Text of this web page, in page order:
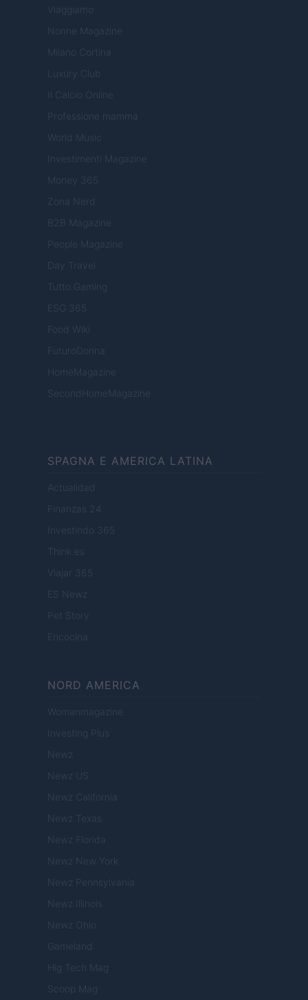
Viaggiamo
Nonne Magazine
Milano Cortina
Luxury Club
Il Calcio Online
Professione mamma
World Music
Investimenti Magazine
Money 365
Zona Nerd
B2B Magazine
People Magazine
Day Travel
Tutto Gaming
ESG 365
Food Wiki
FuturoDonna
HomeMagazine
SecondHomeMagazine
SPAGNA E AMERICA LATINA
Actualidad
Finanzas 24
Investindo 365
Think.es
Viajar 365
ES Newz
Pet Story
Encocina
NORD AMERICA
Womanmagazine
Investing Plus
Newz
Newz US
Newz California
Newz Texas
Newz Florida
Newz New York
Newz Pennsylvania
Newz Illinois
Newz Ohio
Gameland
Hig Tech Mag
Scoop Mag